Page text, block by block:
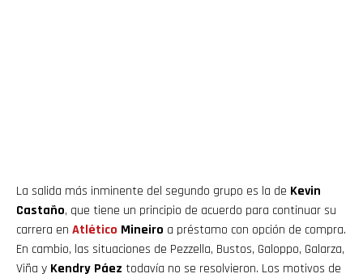
La salida más inminente del segundo grupo es la de Kevin
Castaño, que tiene un principio de acuerdo para continuar su
carrera en Atlético Mineiro a préstamo con opción de compra.
En cambio, las situaciones de Pezzella, Bustos, Galoppo, Galarza,
Viña y Kendry Páez todavía no se resolvieron. Los motivos de